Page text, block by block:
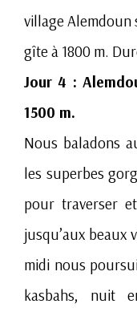
village
gîte à 1800 m.
Jour 4 :
1500 m.
Nous baladons
les superbes
pour traverser
jusqu’aux beaux
midi nous
kasbahs, nuit